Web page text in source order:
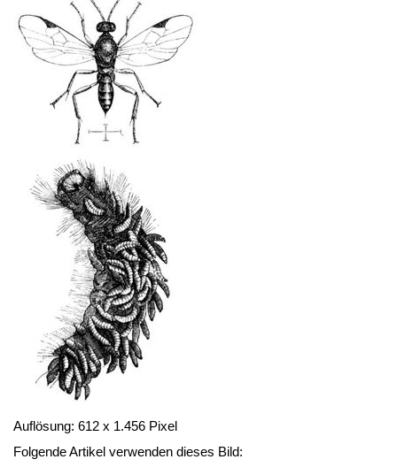
Auflösung: 612 x 1.456 Pixel
Folgende Artikel verwenden dieses Bild: